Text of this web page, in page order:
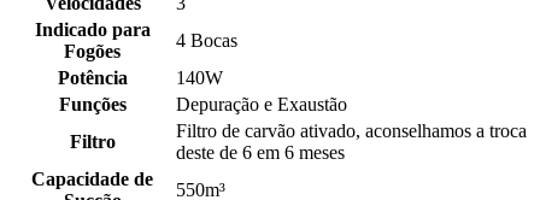
Indicado para
Fogões
4 Bocas
Potência
140W
Funções
Depuração e Exaustão
Filtro
Filtro de carvão ativado, aconselhamos a troca
deste de 6 em 6 meses
Capacidade de
550m³